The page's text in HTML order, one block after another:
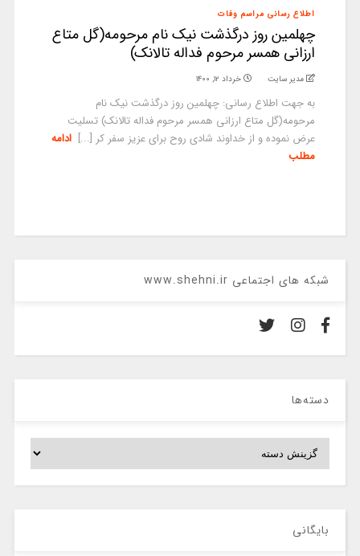
اطلاع رسانی مراسم وفات
چهلمین روز درگذشت نیک نام مرحومه(گل متاع
ارزانی همسر مرحوم فداله تالانک)
مدیر سایت خرداد ۱۲, ۱۴۰۰
به جهت اطلاع رسانی: چهلمین روز درگذشت نیک نام
مرحومه(گل متاع ارزانی همسر مرحوم فداله تالانک) تسلیت
عرض نموده و از خداوند شادی روح برای عزیز سفر کر [...] ادامه
مطلب
شبکه های اجتماعی www.shehni.ir
دسته‌ها
دسته‌ها
بایگانی